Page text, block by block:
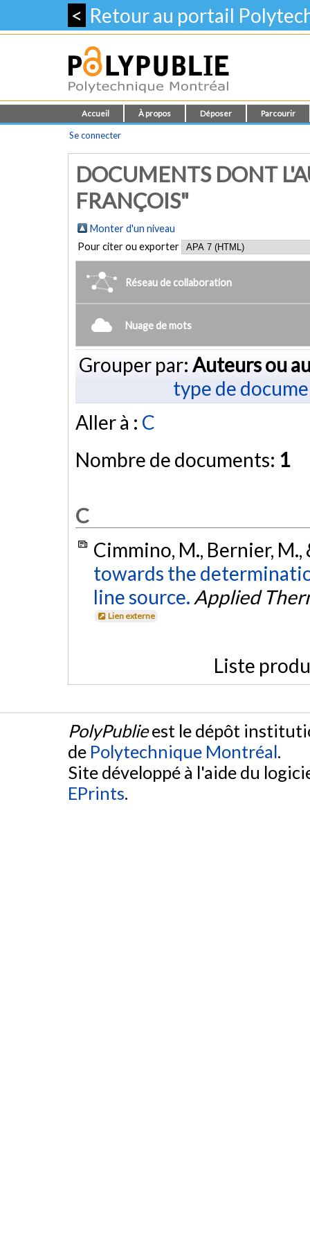
< Retour au portail
Accueil À propos Déposer Parcourir
Se connecter
DOCUMENTS DONT
FRANÇOIS"
Monter d'un niveau
Pour citer ou exporter
Réseau de collaboration
Nuage de mots
Grouper par: Auteurs ou
type de
Aller à : C
Nombre de documents: 1
C
Cimmino, M., Bernier, M.,
towards the
line source. Applied
Lien externe
Liste
PolyPublieest le dépôt
de Polytechnique Montréal.
Site développé à l'aide du
EPrints.